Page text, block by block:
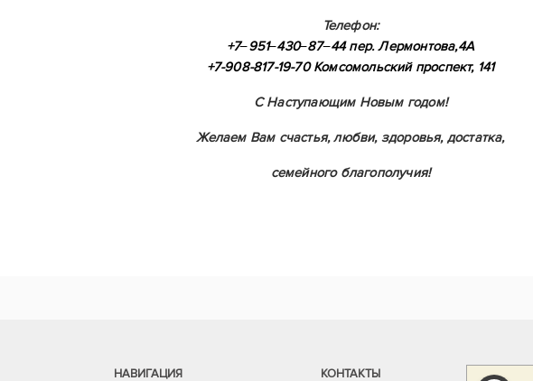
Телефон:
+7‒951‒430‒87‒44 пер. Лермонтова,4А
+7-908-817-19-70 Комсомольский проспект, 141
С Наступающим Новым годом!
Желаем Вам счастья, любви, здоровья, достатка,
семейного благополучия!
НАВИГАЦИЯ КОНТАКТЫ